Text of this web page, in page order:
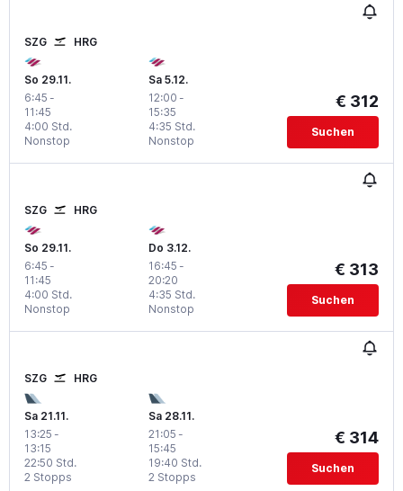
SZG HRG
So 29.11.
6:45 -
11:45
Nonstop
4:00 Std.
Sa 5.12.
12:00 -
15:35
Nonstop
4:35 Std.
€ 312
Suchen
SZG HRG
So 29.11.
6:45 -
11:45
Nonstop
4:00 Std.
Do 3.12.
16:45 -
20:20
Nonstop
4:35 Std.
€ 313
Suchen
SZG HRG
Sa 21.11.
13:25 -
13:15
2 Stopps
22:50 Std.
Sa 28.11.
21:05 -
15:45
2 Stopps
19:40 Std.
€ 314
Suchen